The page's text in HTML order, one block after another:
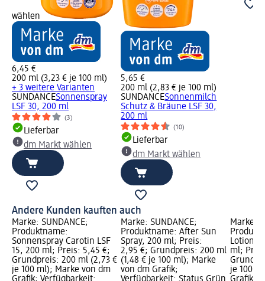
wählen
6,45 €
200 ml (3,23 € je 100 ml)
+ 3 weitere Varianten
SUNDANCESonnenspray
LSF 30, 200 ml
(3)
Lieferbar
dm Markt wählen
5,65 €
200 ml (2,83 € je 100 ml)
SUNDANCESonnenmilch
Schutz & Bräune LSF 30,
200 ml
(10)
Lieferbar
dm Markt wählen
Andere Kunden kauften auch
Marke: SUNDANCE;
Produktname:
Sonnenspray Carotin LSF
15, 200 ml; Preis: 5,45 €;
Grundpreis: 200 ml (2,73 €
je 100 ml); Marke von dm
Marke: SUNDANCE;
Produktname: After Sun
Spray, 200 ml; Preis:
2,95 €; Grundpreis: 200 ml
(1,48 € je 100 ml); Marke
von dm Grafik;
Marke:
Lotion
ml;
je 100